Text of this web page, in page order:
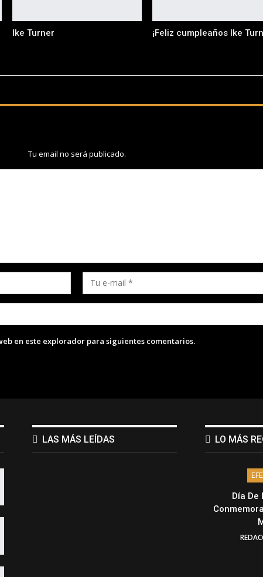
Ike Turner ¡Feliz cumpleaños Ike
Tu email no será publicado.
en este explorador para siguientes comentarios.
LAS MÁS LEÍDAS LO MÁS
Día De